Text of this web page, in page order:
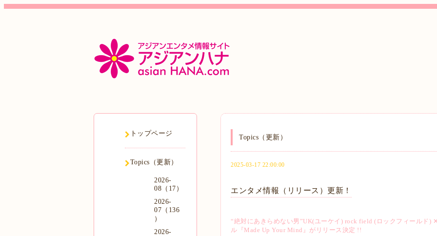
Topics（更新）
2025-03-17 22:00:00
エンタメ情報（リリース）更新！
“絶対にあきらめない男”UK(ユーケイ) rock field (ロックフィールド)
ル『Made Up Your Mind』がリリース決定 !!
トップページ
Topics（更新）
2026-
08（17）
2026-
07（136
）
2026-